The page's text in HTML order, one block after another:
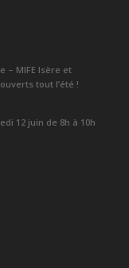
– MIFE Isère et
tout l’été !
12 juin de 8h à 10h